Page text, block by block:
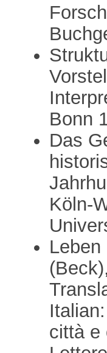
Bonn
Das
Köln-
città e